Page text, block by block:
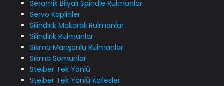
Seramik Bilyalı Spindle Rulmanlar
Servo Kaplinler
Silindirik Makaralı Rulmanlar
Silindirik Rulmanlar
Sıkma Manşonlu Rulmanlar
Sıkma Somunlar
Steiber Tek Yönlü
Steiber Tek Yönlü Kafesler